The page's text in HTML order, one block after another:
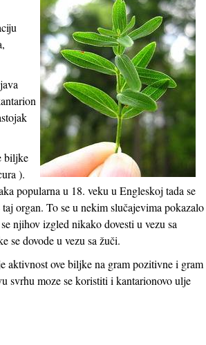
biljke
).
popularna u 18. veku u Engleskoj tada se
organ. To se u nekim slučajevima pokazalo
njihov izgled nikako dovesti u vezu sa
se dovode u vezu sa žuči.
aktivnost ove biljke na gram pozitivne i gram
svrhu moze se koristiti i kantarionovo ulje